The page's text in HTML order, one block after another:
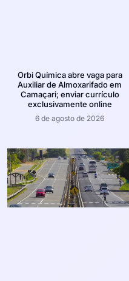
Orbi Química abre vaga para
Auxiliar de Almoxarifado em
Camaçari; enviar currículo
exclusivamente online
6 de agosto de 2026